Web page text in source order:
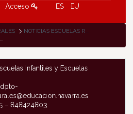
Acceso ES EU
NOTICIAS ESCUELAS RURALES
Infantiles y Escuelas
– 848424803